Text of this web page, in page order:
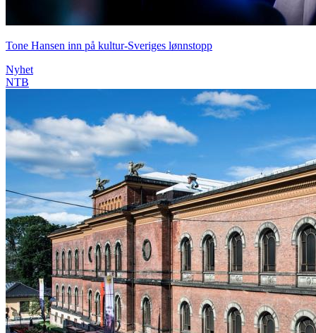
Tone Hansen inn på kultur-Sveriges lønnstopp
Nyhet
NTB